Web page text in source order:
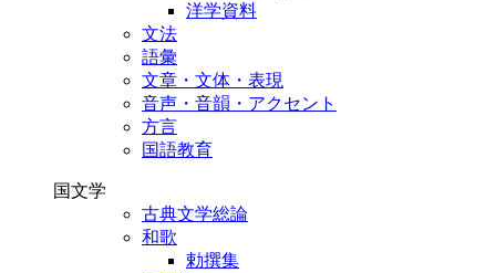
洋学資料
文法
語彙
文章・文体・表現
音声・音韻・アクセント
方言
国語教育
国文学
古典文学総論
和歌
勅撰集